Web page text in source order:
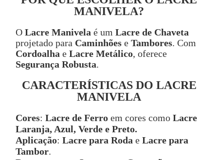
MANIVELA?
O Lacre Manivela é um Lacre de Chaveta
projetado para Caminhões e Tambores. Com
Cordoalha e Lacre Metálico, oferece
Segurança Robusta.
CARACTERÍSTICAS DO LACRE
MANIVELA
Cores: Lacre de Ferro em cores como Lacre
Laranja, Azul, Verde e Preto.
Aplicação: Lacre para Roda e Lacre para
Tambor.